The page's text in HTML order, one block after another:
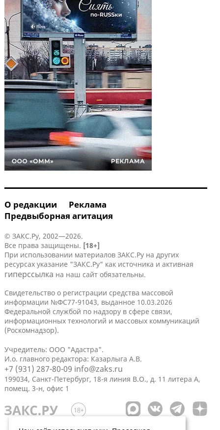
О редакции
Реклама
Предвыборная агитация
© ЗАКС.Ру, 2002—2026.
Все права защищены. [18+]
При использовании материалов ЗАКС.Ру на других
ресурсах указание "ЗАКС.Ру" как источника и активная
гиперссылка на наш сайт обязательны.
Свидетельство о регистрации средства массовой
информации №ФС77-91043, выданное 10.03.2026
Федеральной службой по надзору в сфере связи,
информационных технологий и массовых коммуникаций
(Роскомнадзор).
Учредитель: ООО "Адастра".
И.о. главного редактора: Казарлыга А.В.
+7 (931) 287-80-09 info@zaks.ru
199034, Санкт-Петербург, 18-я линия В.О., д. 11 литера А,
помещ. 3-н, офис 1